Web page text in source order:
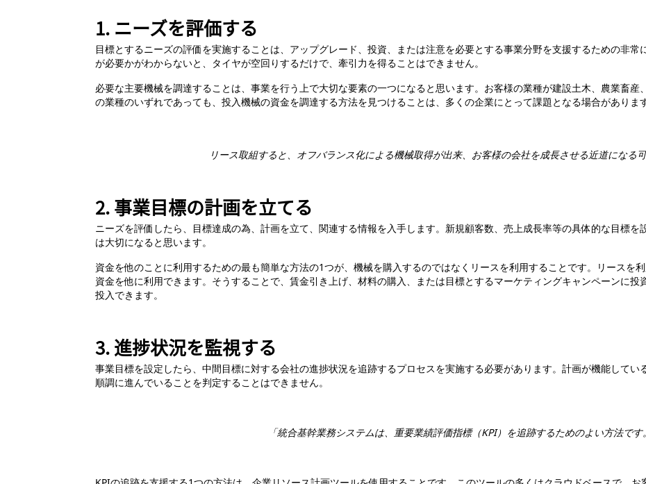
1. ニーズを評価する
目標とするニーズの評価を実施することは、アップグレード、投資、または注意を必要とする事業分野を支援するための非
が必要かがわからないと、タイヤが空回りするだけで、牽引力を得ることはできません。
必要な主要機械を調達することは、事業を行う上で大切な要素の一つになると思います。お客様の業種が建設土木、農業畜
の業種のいずれであっても、投入機械の資金を調達する方法を見つけることは、多くの企業にとって課題となる場合があります
リース取組すると、オフバランス化による機械取得が出来、お客様の会社を成長させる近道になる可
2. 事業目標の計画を立てる
ニーズを評価したら、目標達成の為、計画を立て、関連する情報を入手します。新規顧客数、売上成長率等の具体的な目標を
は大切になると思います。
資金を他のことに利用するための最も簡単な方法の1つが、機械を購入するのではなくリースを利用することです。リースを
資金を他に利用できます。そうすることで、賃金引き上げ、材料の購入、または目標とするマーケティングキャンペーンに
投入できます。
3. 進捗状況を監視する
事業目標を設定したら、中間目標に対する会社の進捗状況を追跡するプロセスを実施する必要があります。計画が機能して
順調に進んでいることを判定することはできません。
「統合基幹業務システムは、重要業績評価指標（KPI）を追跡するためのよい方法で